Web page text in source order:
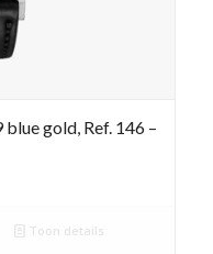
gold, Ref. 146 –
Toon details